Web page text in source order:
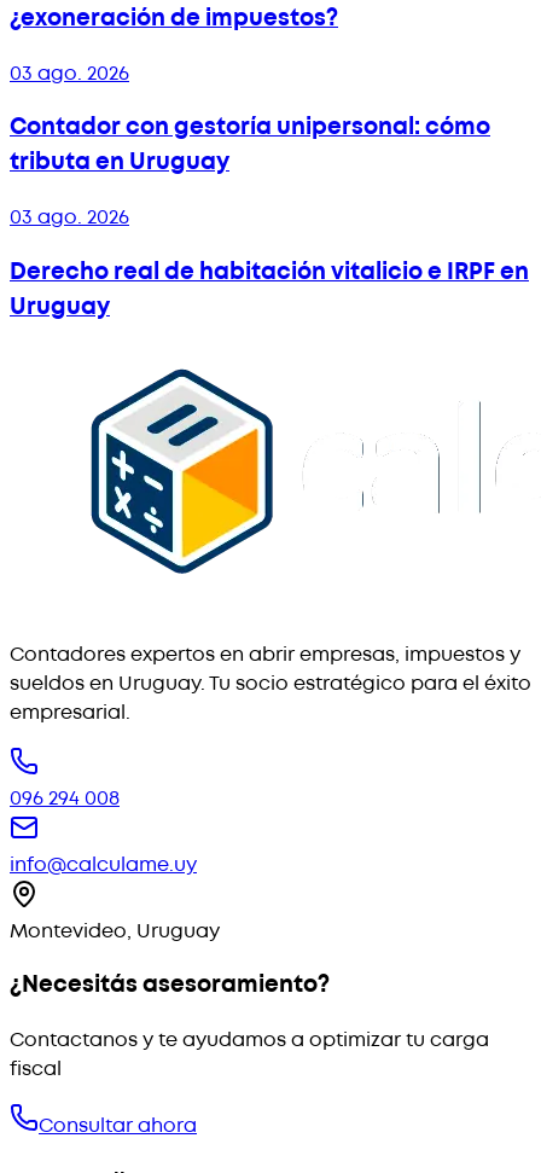
¿exoneración de impuestos?
03 ago. 2026
Contador con gestoría unipersonal: cómo
tributa en Uruguay
03 ago. 2026
Derecho real de habitación vitalicio e IRPF en
Uruguay
Contadores expertos en abrir empresas, impuestos y
sueldos en Uruguay. Tu socio estratégico para el éxito
empresarial.
096 294 008
info@calculame.uy
Montevideo, Uruguay
¿Necesitás asesoramiento?
Contactanos y te ayudamos a optimizar tu carga
fiscal
Consultar ahora